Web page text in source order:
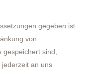
gegeben ist
von
sind,
an uns